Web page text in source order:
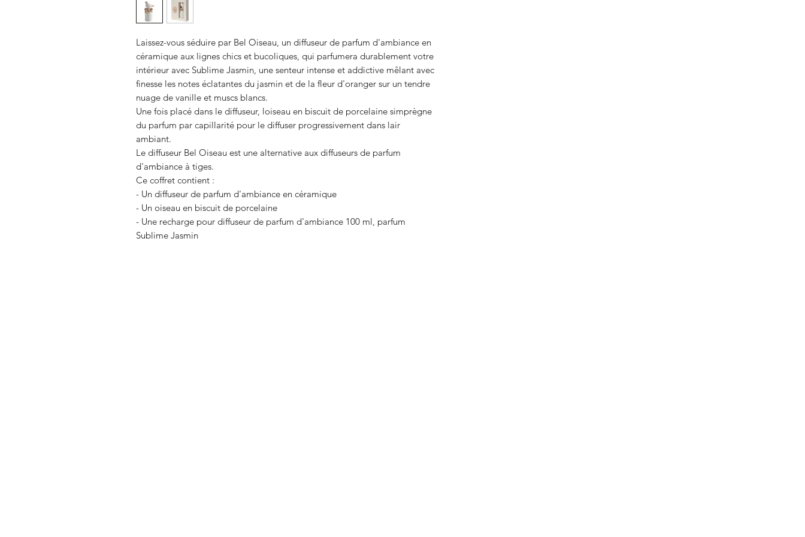
Laissez-vous séduire par Bel Oiseau, un diffuseur de parfum d'ambiance en
céramique aux lignes chics et bucoliques, qui parfumera durablement votre
intérieur avec Sublime Jasmin, une senteur intense et addictive mêlant avec
finesse les notes éclatantes du jasmin et de la fleur d'oranger sur un tendre
nuage de vanille et muscs blancs.
Une fois placé dans le diffuseur, loiseau en biscuit de porcelaine simprègne
du parfum par capillarité pour le diffuser progressivement dans lair
ambiant.
Le diffuseur Bel Oiseau est une alternative aux diffuseurs de parfum
d'ambiance à tiges.
Ce coffret contient :
- Un diffuseur de parfum d'ambiance en céramique
- Un oiseau en biscuit de porcelaine
- Une recharge pour diffuseur de parfum d'ambiance 100 ml, parfum
Sublime Jasmin